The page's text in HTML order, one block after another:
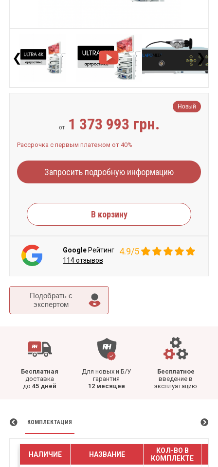
❮ ❯
Подобрать c
экспертом
Бесплатная
доставка
до 45 дней
Для новых и Б/У
гарантия
12 месяцев
Бесплатное
введение в
эксплуатацию
Новый
от 1 373 993 грн.
Рассрочка с первым платежом от 40%
Запросить подробную информацию
В корзину
Google Рейтинг 4.9/5
114 отзывов
КОМПЛЕКТАЦИЯ
НАЛИЧИЕ НАЗВАНИЕ
КОЛ-ВО В
КОМПЛЕКТЕ